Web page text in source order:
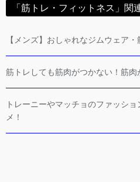
「筋トレ・フィットネス」関
【メンズ】おしゃれなジムウェア・
筋トレしても筋肉がつかない！筋肉
トレーニーやマッチョのファッシ
メ！